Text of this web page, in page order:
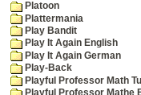
Platoon
Plattermania
Play Bandit
Play It Again English
Play It Again German
Play-Back
Playful Professor Math
Playful Professor Mathe